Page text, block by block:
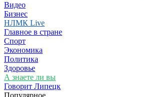
Видео
Бизнес
НЛМК Live
Главное в стране
Спорт
Экономика
Политика
Здоровье
А знаете ли вы
Говорит Липецк
Популярное